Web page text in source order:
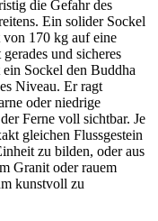
die Gefahr des
Ein solider Sockel
von 170 kg auf eine
und sicheres
Sockel den Buddha
Niveau. Er ragt
oder niedrige
Ferne voll sichtbar. Je
gleichen Flussgestein
zu bilden, oder aus
Granit oder rauem
kunstvoll zu